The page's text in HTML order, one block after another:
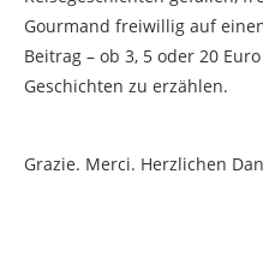
Gourmand freiwillig auf
Beitrag – ob 3, 5 oder 20
Geschichten zu erzählen.
Grazie. Merci. Herzlichen